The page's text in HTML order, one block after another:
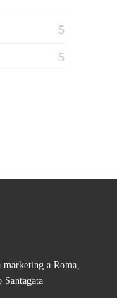
a Roma,
Santagata